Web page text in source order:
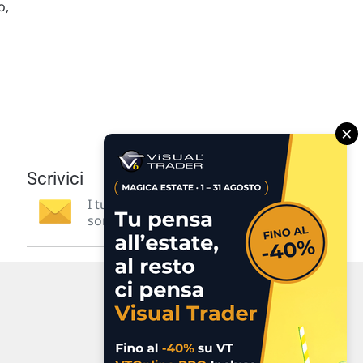
Scrivici
I tuoi suggerimenti per noi
sono preziosi e molto utili! »
×